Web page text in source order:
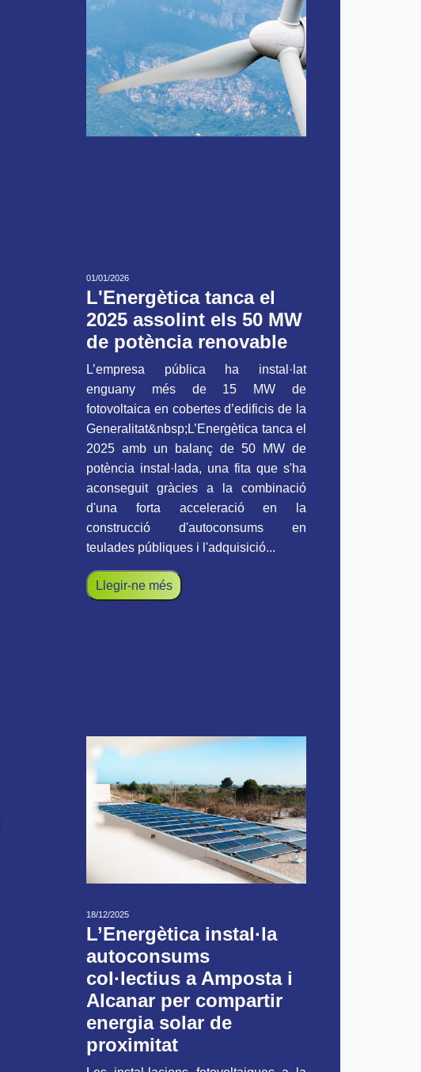
01/01/2026
L'Energètica tanca el
2025 assolint els 50 MW
de potència renovable
L’empresa pública ha instal·lat
enguany més de 15 MW de
fotovoltaica en cobertes d’edificis de la
Generalitat&nbsp;L’Energètica tanca el
2025 amb un balanç de 50 MW de
potència instal·lada, una fita que s'ha
aconseguit gràcies a la combinació
d'una forta acceleració en la
construcció d'autoconsums en
teulades públiques i l'adquisició...
Llegir-ne més
18/12/2025
L’Energètica instal·la
autoconsums
col·lectius a Amposta i
Alcanar per compartir
energia solar de
proximitat